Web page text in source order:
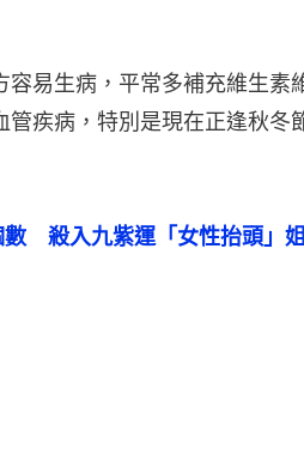
易生病，平常多補充維生素
疾病，特別是現在正逢秋冬
　殺入九紫運「女性抬頭」